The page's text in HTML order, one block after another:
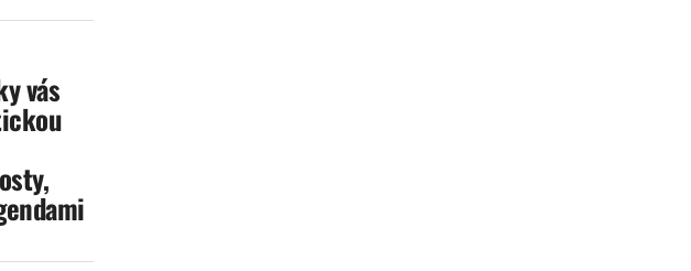
vás